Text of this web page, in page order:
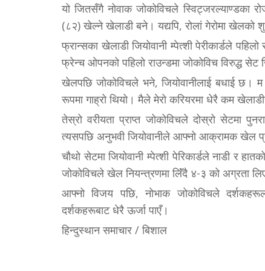
यो जितसँगै नोवाक जोकोविचले स्विट्जरल्याण्डका
(८२) खेल्ने खेलाडी बने। यद्यपि, रोलां गेरोमा खेलको
फ्रान्सका खेलाडी जियोवानी म्पेत्शी पेरीकार्डले
फ्रेन्च ओपनको पहिलो राउन्डमा जोकोविच विरुद्ध
खेलपछि जोकोविचले भने, जियोवानीलाई बधाई छ।
रूपमा गाह्रो थियो। मैले मेरो करियरमा धेरै कम
तेस्रो वरीयता प्राप्त जोकोविचले दोस्रो सेटमा
त्यसपछि अनुभवी जियोवानीले आफ्नो आक्रामक खेल
चौथो सेटमा जियोवानी म्पेत्शी पेरिकार्डले नाडी र
जोकोविचले खेल नियन्त्रणमा लिॅंदै ४-३ को अग्रता
आफ्नो विजय पछि, नोभाक जोकोविचले
दर्शकहरूबाट धेरै ऊर्जा पाएँ।
हिन्दुस्थान समाचार / बिशाल